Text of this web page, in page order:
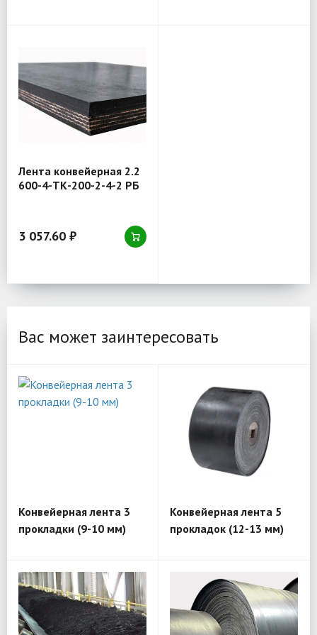
Лента конвейерная 2.2
600-4-ТК-200-2-4-2 РБ
3 057.60 ₽
Вас может заинтересовать
Конвейерная лента 3
прокладки (9-10 мм)
Конвейерная лента 5
прокладок (12-13 мм)